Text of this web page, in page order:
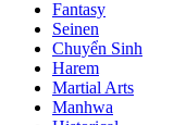
Fantasy
Seinen
Chuyển Sinh
Harem
Martial Arts
Manhwa